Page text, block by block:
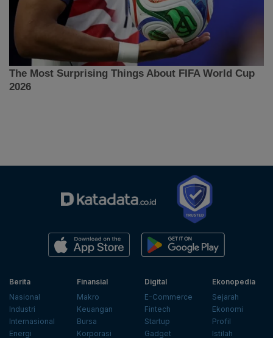
Berita
Nasional
Industri
Internasional
Energi
Finansial
Makro
Keuangan
Bursa
Korporasi
Digital
E-Commerce
Fintech
Startup
Gadget
Ekonopedia
Sejarah
Ekonomi
Profil
Istilah